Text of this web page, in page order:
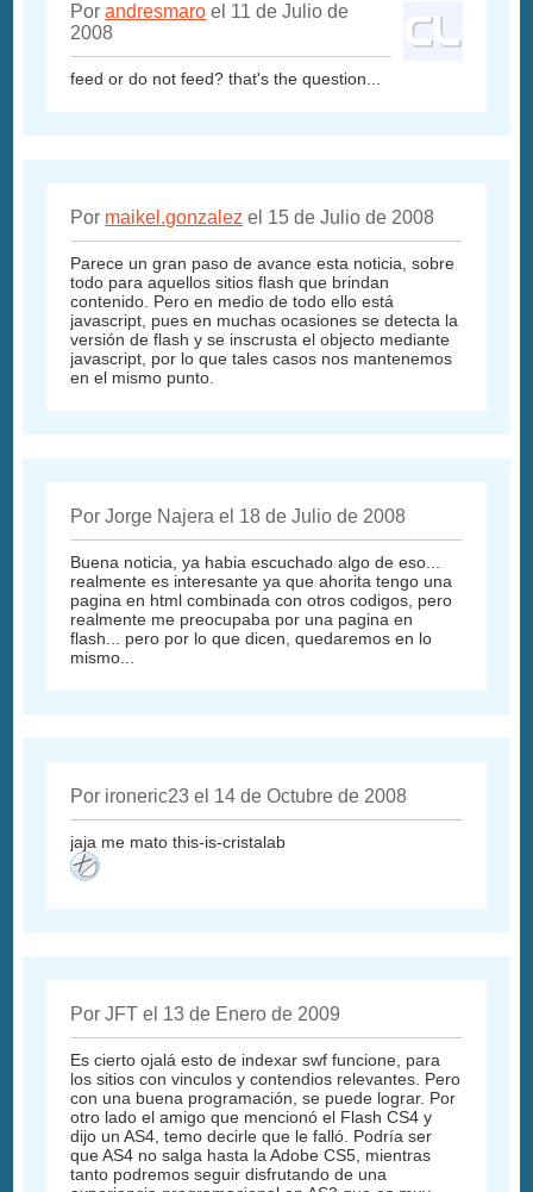
Porandresmaro el 11 de Julio de
2008
feed or do not feed? that's the question...
Por maikel.gonzalez el 15 de Julio de 2008
Parece un gran paso de avance esta noticia, sobre
todo para aquellos sitios flash que brindan
contenido. Pero en medio de todo ello está
javascript, pues en muchas ocasiones se detecta la
versión de flash y se inscrusta el objecto mediante
javascript, por lo que tales casos nos mantenemos
en el mismo punto.
Por Jorge Najera el 18 de Julio de 2008
Buena noticia, ya habia escuchado algo de eso...
realmente es interesante ya que ahorita tengo una
pagina en html combinada con otros codigos, pero
realmente me preocupaba por una pagina en
flash... pero por lo que dicen, quedaremos en lo
mismo...
Por ironeric23 el 14 de Octubre de 2008
jaja me mato this-is-cristalab
Por JFT el 13 de Enero de 2009
Es cierto ojalá esto de indexar swf funcione, para
los sitios con vinculos y contendios relevantes. Pero
con una buena programación, se puede lograr. Por
otro lado el amigo que mencionó el Flash CS4 y
dijo un AS4, temo decirle que le falló. Podría ser
que AS4 no salga hasta la Adobe CS5, mientras
tanto podremos seguir disfrutando de una